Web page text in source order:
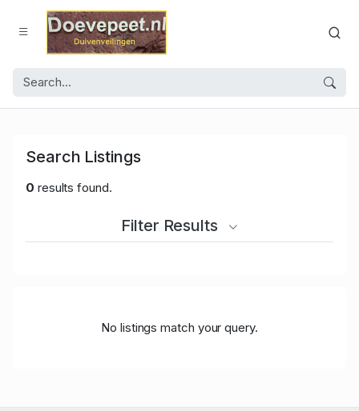
Search Listings
0 results found.
Filter Results
No listings match your query.